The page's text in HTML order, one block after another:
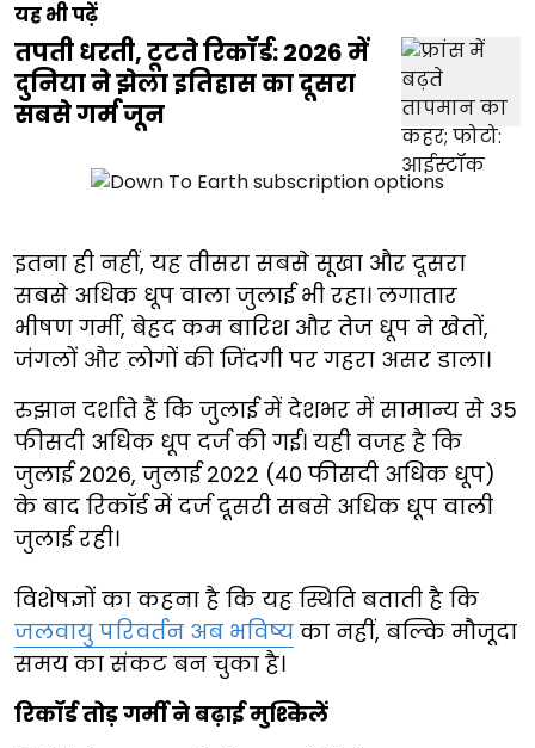
यह भी पढ़ें
तपती धरती, टूटते रिकॉर्ड: 2026 में
दुनिया ने झेला इतिहास का दूसरा
सबसे गर्म जून
इतना ही नहीं, यह तीसरा सबसे सूखा और दूसरा
सबसे अधिक धूप वाला जुलाई भी रहा। लगातार
भीषण गर्मी, बेहद कम बारिश और तेज धूप ने खेतों,
जंगलों और लोगों की जिंदगी पर गहरा असर डाला।
रुझान दर्शाते हैं कि जुलाई में देशभर में सामान्य से 35
फीसदी अधिक धूप दर्ज की गई। यही वजह है कि
जुलाई 2026, जुलाई 2022 (40 फीसदी अधिक धूप)
के बाद रिकॉर्ड में दर्ज दूसरी सबसे अधिक धूप वाली
जुलाई रही।
विशेषज्ञों का कहना है कि यह स्थिति बताती है कि
जलवायु परिवर्तन अब भविष्य का नहीं, बल्कि मौजूदा
समय का संकट बन चुका है।
रिकॉर्ड तोड़ गर्मी ने बढ़ाई मुश्किलें